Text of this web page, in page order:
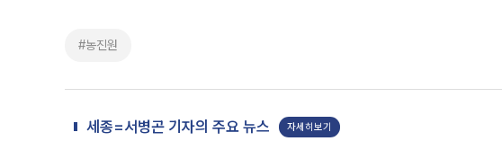
#농진원
세종=서병곤 기자의 주요 뉴스 자세히보기